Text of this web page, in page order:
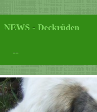
NEWS - Deckrüden
--